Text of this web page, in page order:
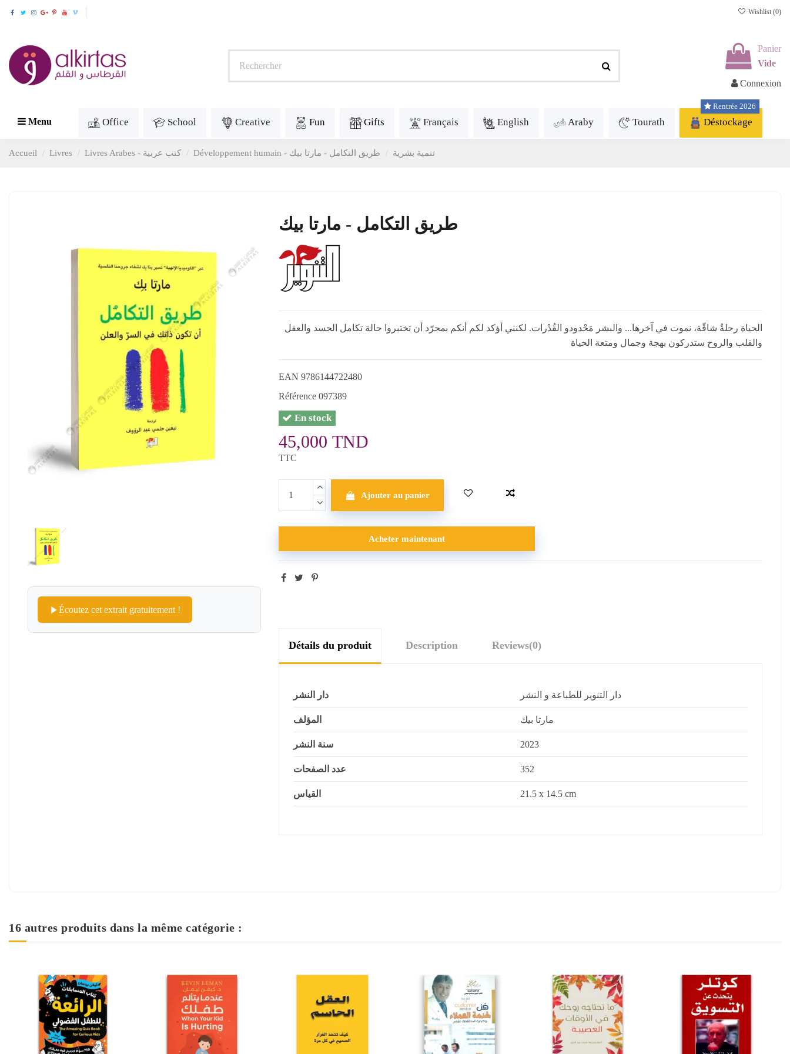
Wishlist (0)
Panier
Vide
Connexion
Menu Office School Creative Fun Gifts Français English Araby Tourath Déstockage
Rentrée 2026
Accueil Livres Livres Arabes - كتب عربية Développement humain - تنمية بشرية طريق التكامل - مارتا بيك
Écoutez cet extrait gratuitement !
طريق التكامل - مارتا بيك
الحياة رحلةٌ شاقّة، نموت في آخرها... والبشر مَحْدودو القُدْرات. لكنني أؤكد لكم أنكم بمجرّد أن تختبروا حالة تكامل الجسد والعقل
والقلب والروح ستدركون بهجة وجمال ومتعة الحياة
EAN 9786144722480
Référence 097389
En stock
45,000 TND
TTC
Ajouter au panier
Acheter maintenant
Détails du produit Description Reviews(0)
دار النشر دار التنوير للطباعة و النشر
المؤلف مارتا بيك
سنة النشر 2023
عدد الصفحات 352
القياس 21.5 x 14.5 cm
16 autres produits dans la même catégorie :